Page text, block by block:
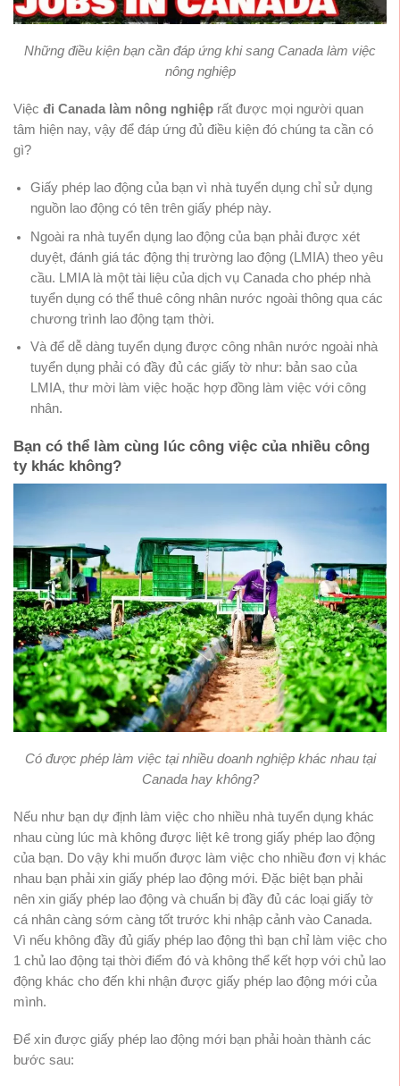
Những điều kiện bạn cần đáp ứng khi sang Canada làm việc
nông nghiệp
Việc đi Canada làm nông nghiệp rất được mọi người quan
tâm hiện nay, vậy để đáp ứng đủ điều kiện đó chúng ta cần có
gì?
Giấy phép lao động của bạn vì nhà tuyển dụng chỉ sử dụng
nguồn lao động có tên trên giấy phép này.
Ngoài ra nhà tuyển dụng lao động của bạn phải được xét
duyệt, đánh giá tác động thị trường lao động (LMIA) theo yêu
cầu. LMIA là một tài liệu của dịch vụ Canada cho phép nhà
tuyển dụng có thể thuê công nhân nước ngoài thông qua các
chương trình lao động tạm thời.
Và để dễ dàng tuyển dụng được công nhân nước ngoài nhà
tuyển dụng phải có đầy đủ các giấy tờ như: bản sao của
LMIA, thư mời làm việc hoặc hợp đồng làm việc với công
nhân.
Bạn có thể làm cùng lúc công việc của nhiều công
ty khác không?
Có được phép làm việc tại nhiều doanh nghiệp khác nhau tại
Canada hay không?
Nếu như bạn dự định làm việc cho nhiều nhà tuyển dụng khác
nhau cùng lúc mà không được liệt kê trong giấy phép lao động
của bạn. Do vậy khi muốn được làm việc cho nhiều đơn vị khác
nhau bạn phải xin giấy phép lao động mới. Đặc biệt bạn phải
nên xin giấy phép lao động và chuẩn bị đầy đủ các loại giấy tờ
cá nhân càng sớm càng tốt trước khi nhập cảnh vào Canada.
Vì nếu không đầy đủ giấy phép lao động thì bạn chỉ làm việc cho
1 chủ lao động tại thời điểm đó và không thể kết hợp với chủ lao
động khác cho đến khi nhận được giấy phép lao động mới của
mình.
Để xin được giấy phép lao động mới bạn phải hoàn thành các
bước sau: